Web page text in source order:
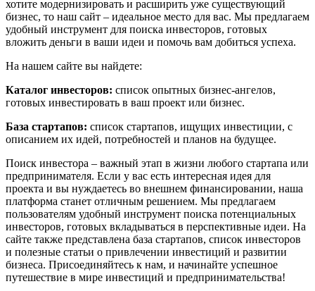
хотите модернизировать и расширить уже существующий
бизнес, то наш сайт – идеальное место для вас. Мы предлагаем
удобный инструмент для поиска инвесторов, готовых
вложить деньги в ваши идеи и помочь вам добиться успеха.
На нашем сайте вы найдете:
Каталог инвесторов: список опытных бизнес-ангелов,
готовых инвестировать в ваш проект или бизнес.
База стартапов: список стартапов, ищущих инвестиции, с
описанием их идей, потребностей и планов на будущее.
Поиск инвестора – важный этап в жизни любого стартапа или
предпринимателя. Если у вас есть интересная идея для
проекта и вы нуждаетесь во внешнем финансировании, наша
платформа станет отличным решением. Мы предлагаем
пользователям удобный инструмент поиска потенциальных
инвесторов, готовых вкладываться в перспективные идеи. На
сайте также представлена база стартапов, список инвесторов
и полезные статьи о привлечении инвестиций и развитии
бизнеса. Присоединяйтесь к нам, и начинайте успешное
путешествие в мире инвестиций и предпринимательства!